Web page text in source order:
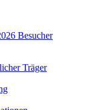
Besucher
Träger